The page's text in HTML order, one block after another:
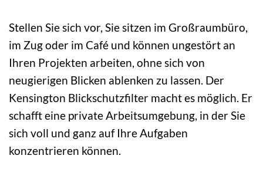
Stellen Sie sich vor, Sie sitzen im Großraumbüro,
im Zug oder im Café und können ungestört an
Ihren Projekten arbeiten, ohne sich von
neugierigen Blicken ablenken zu lassen. Der
Kensington Blickschutzfilter macht es möglich. Er
schafft eine private Arbeitsumgebung, in der Sie
sich voll und ganz auf Ihre Aufgaben
konzentrieren können.